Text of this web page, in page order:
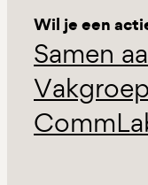
Wil je een
Samen